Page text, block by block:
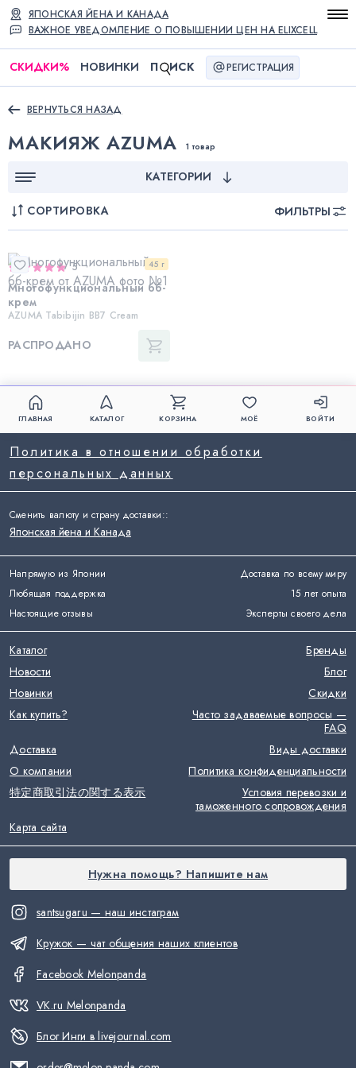
ВАЖНОЕ УВЕДОМЛЕНИЕ О ПОВЫШЕНИИ ЦЕН НА ELIXCELL
ЯПОНСКАЯ ЙЕНА И КАНАДА
СКИДКИ% НОВИНКИ П ИСК РЕГИСТРАЦИЯ
ВЕРНУТЬСЯ НАЗАД
МАКИЯЖ AZUMA 1 товар
КАТЕГОРИИ
СОРТИРОВКА ФИЛЬТРЫ
45 г
5
Многофункциональный бб-
крем
AZUMA Tabibijin BB7 Cream
РАСПРОДАНО
ГЛАВНАЯ КАТАЛОГ КОРЗИНА МОЁ ВОЙТИ
Напрямую из Японии
Доставка по всему миру
Любящая поддержка
15 лет опыта
Настоящие отзывы
Эксперты своего дела
santsugaru — наш инстаграм
Кружок — чат общения наших клиентов
Facebook Melonpanda
VK.ru Melonpanda
Блог Инги в livejournal.com
Политика в отношении обработки
персональных данных
Каталог
Бренды
Новости
Блог
Новинки
Скидки
Как купить?
Часто задаваемые вопросы —
FAQ
Доставка
Виды доставки
О компании
Политика конфиденциальности
特定商取引法の関する表示
Условия перевозки и
таможенного сопровождения
Карта сайта
Сменить валюту и страну доставки::
Японская йена и Канада
Нужна помощь? Напишите нам